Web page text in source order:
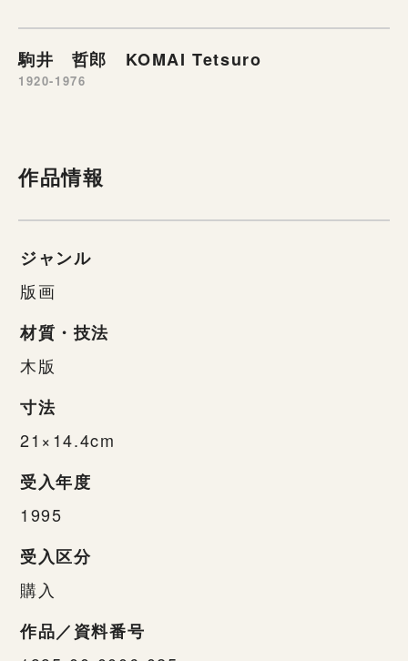
駒井 哲郎 KOMAI Tetsuro
1920-1976
作品情報
ジャンル
版画
材質・技法
木版
寸法
21×14.4cm
受入年度
1995
受入区分
購入
作品／資料番号